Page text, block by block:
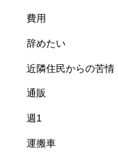
費用
辞めたい
近隣住民からの苦情
通販
週1
運搬車